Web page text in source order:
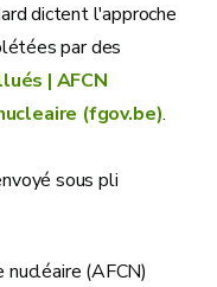
dictent l'approche
par des
| AFCN
(fgov.be).
sous pli
(AFCN)